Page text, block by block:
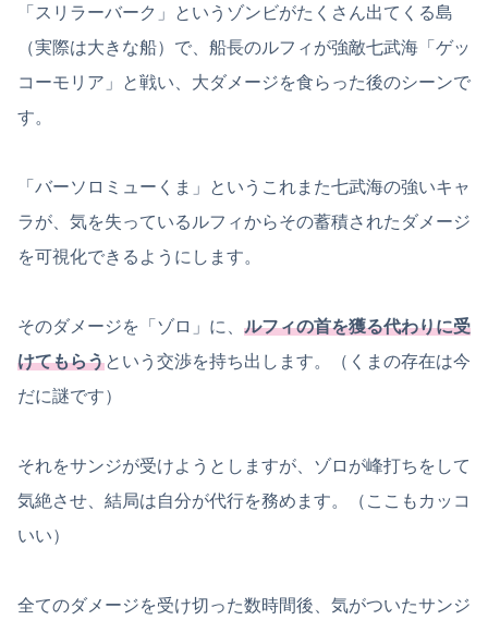
「スリラーバーク」というゾンビがたくさん出てくる島
（実際は大きな船）で、船長のルフィが強敵七武海「ゲッ
コーモリア」と戦い、大ダメージを食らった後のシーンで
す。
「バーソロミューくま」というこれまた七武海の強いキャ
ラが、気を失っているルフィからその蓄積されたダメージ
を可視化できるようにします。
そのダメージを「ゾロ」に、 ルフィの首を獲る代わりに受
けてもらうという交渉を持ち出します。（くまの存在は今
だに謎です）
それをサンジが受けようとしますが、ゾロが峰打ちをして
気絶させ、結局は自分が代行を務めます。（ここもカッコ
いい）
全てのダメージを受け切った数時間後、気がついたサンジ